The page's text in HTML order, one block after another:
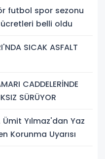
sezonu
belli oldu
SICAK ASFALT
CADDELERİNDE
SÜRÜYOR
Ümit Yılmaz'dan Yaz
Korunma Uyarısı